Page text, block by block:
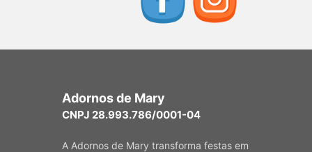
Adornos de Mary
CNPJ 28.993.786/0001-04
A Adornos de Mary transforma festas em